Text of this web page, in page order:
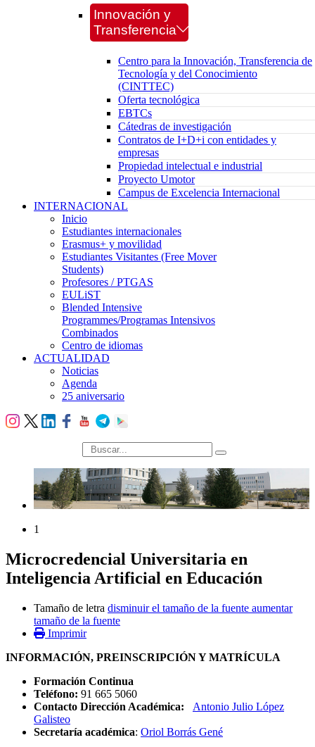
Innovación y
Transferencia
Centro para la Innovación, Transferencia de
Tecnología y del Conocimiento
(CINTTEC)
Oferta tecnológica
EBTCs
Cátedras de investigación
Contratos de I+D+i con entidades y
empresas
Propiedad intelectual e industrial
Proyecto Umotor
Campus de Excelencia Internacional
INTERNACIONAL
Inicio
Estudiantes internacionales
Erasmus+ y movilidad
Estudiantes Visitantes (Free Mover
Students)
Profesores / PTGAS
EULiST
Blended Intensive
Programmes/Programas Intensivos
Combinados
Centro de idiomas
ACTUALIDAD
Noticias
Agenda
25 aniversario
búsqueda
1
Microcredencial Universitaria en
Inteligencia Artificial en Educación
Tamaño de letra disminuir el tamaño de la fuente aumentar
tamaño de la fuente
Imprimir
INFORMACIÓN, PREINSCRIPCIÓN Y MATRÍCULA
Formación Continua
Teléfono: 91 665 5060
Contacto Dirección Académica: Antonio Julio López
Galisteo
Secretaría académica: Oriol Borrás Gené